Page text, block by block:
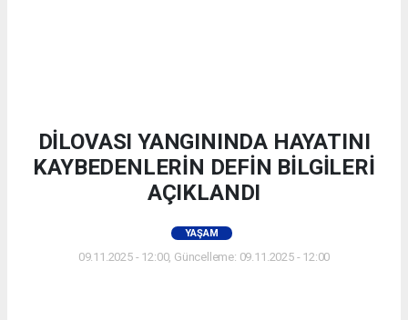
DİLOVASI YANGININDA HAYATINI
KAYBEDENLERİN DEFİN BİLGİLERİ
AÇIKLANDI
YAŞAM
09.11.2025 - 12:00, Güncelleme: 09.11.2025 - 12:00